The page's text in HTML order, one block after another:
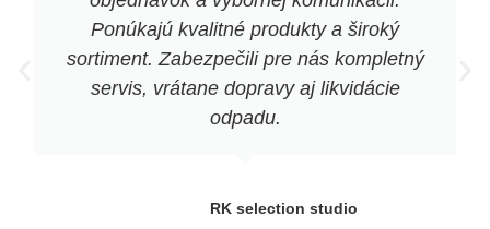
Ponúkajú kvalitné produkty a široký
sortiment. Zabezpečili pre nás kompletný
servis, vrátane dopravy aj likvidácie
odpadu.
RK selection studio